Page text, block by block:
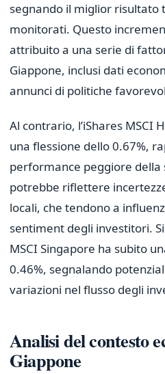
segnando il miglior risultato
monitorati. Questo
attribuito a una serie di
Giappone, inclusi dati
annunci di politiche
Al contrario, l’iShares MSCI
una flessione dello 0.67%,
performance peggiore della
potrebbe riflettere
locali, che tendono a
sentiment degli investitori.
MSCI Singapore ha subito
0.46%, segnalando
variazioni nel flusso degli
Analisi del contesto
Giappone